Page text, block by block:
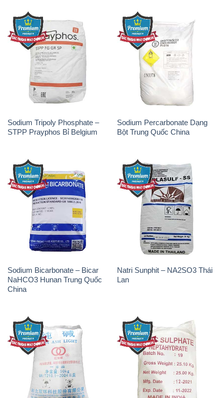
Sodium Tripoly Phosphate –
STPP Prayphos Bỉ Belgium
Sodium Percarbonate Dạng
Bột Trung Quốc China
Sodium Bicarbonate – Bicar
NaHCO3 Hunan Trung Quốc
China
Natri Sunphit – NA2SO3 Thái
Lan